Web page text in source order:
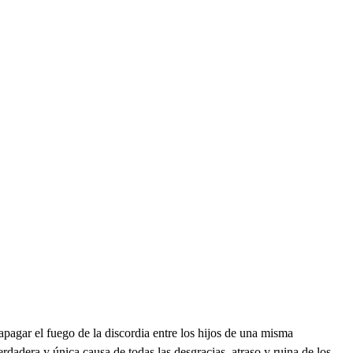
el fuego de la discordia entre los hijos de una misma